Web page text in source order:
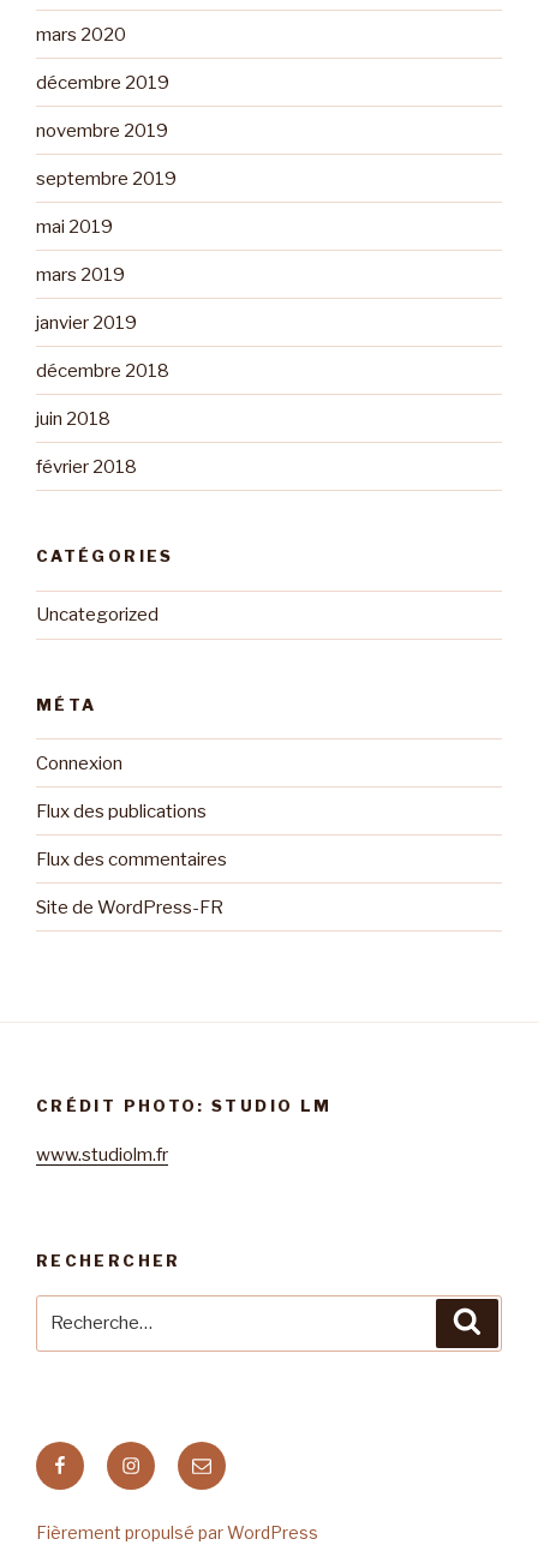
mars 2020
décembre 2019
novembre 2019
septembre 2019
mai 2019
mars 2019
janvier 2019
décembre 2018
juin 2018
février 2018
CATÉGORIES
Uncategorized
MÉTA
Connexion
Flux des publications
Flux des commentaires
Site de WordPress-FR
CRÉDIT PHOTO: STUDIO LM
www.studiolm.fr
RECHERCHER
FacebookInstagram
E-
mail
Fièrement propulsé par WordPress